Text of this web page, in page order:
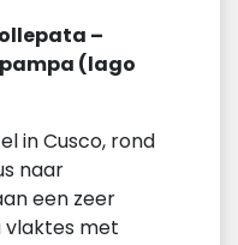
–
(lago
in Cusco, rond
naar
een zeer
vlaktes met